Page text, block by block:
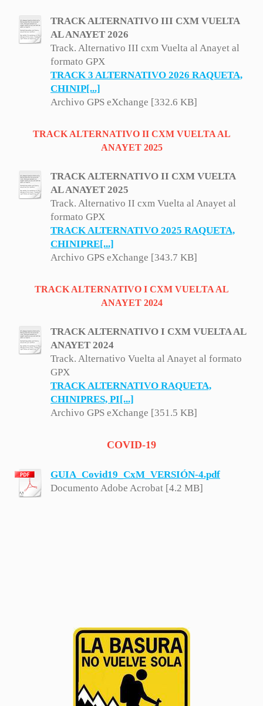
TRACK ALTERNATIVO III CXM VUELTA
AL ANAYET 2026
Track. Alternativo III cxm Vuelta al Anayet al
formato GPX
TRACK 3 ALTERNATIVO 2026 RAQUETA,
CHINIP[...]
Archivo GPS eXchange [332.6 KB]
TRACK ALTERNATIVO II CXM VUELTA AL
ANAYET 2025
TRACK ALTERNATIVO II CXM VUELTA
AL ANAYET 2025
Track. Alternativo II cxm Vuelta al Anayet al
formato GPX
TRACK ALTERNATIVO 2025 RAQUETA,
CHINIPRE[...]
Archivo GPS eXchange [343.7 KB]
TRACK ALTERNATIVO I CXM VUELTA AL
ANAYET 2024
TRACK ALTERNATIVO I CXM VUELTA AL
ANAYET 2024
Track. Alternativo Vuelta al Anayet al formato
GPX
TRACK ALTERNATIVO RAQUETA,
CHINIPRES, PI[...]
Archivo GPS eXchange [351.5 KB]
COVID-19
GUIA_Covid19_CxM_VERSIÓN-4.pdf
Documento Adobe Acrobat [4.2 MB]